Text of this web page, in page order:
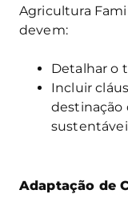
Agricultura
devem:
Detalhar o
Incluir
destinação
Adaptação de